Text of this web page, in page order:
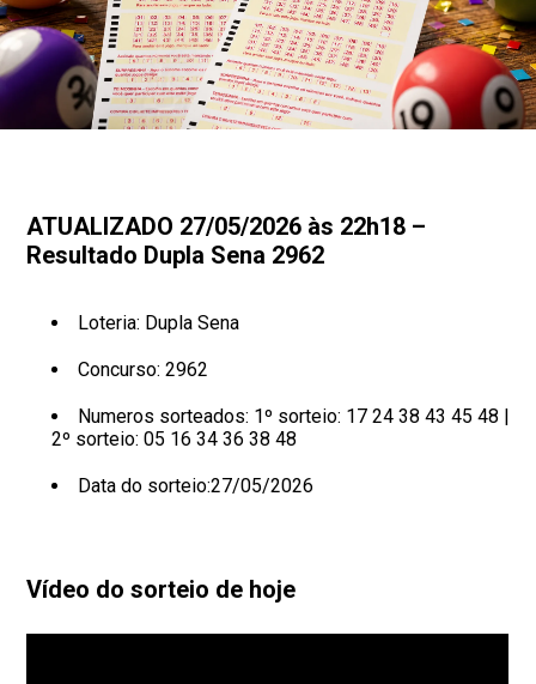
ATUALIZADO 27/05/2026 às 22h18 –
Resultado Dupla Sena 2962
Loteria: Dupla Sena
Concurso: 2962
Numeros sorteados: 1º sorteio: 17 24 38 43 45 48 |
2º sorteio: 05 16 34 36 38 48
Data do sorteio:27/05/2026
Vídeo do sorteio de hoje